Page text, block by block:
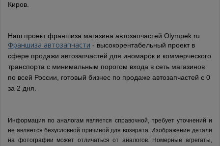
Киров.
Наш проект франшиза магазина автозапчастей Olympek.ru
Франшиза автозапчасти - высокорентабельный проект в
сфере продажи автозапчастей для иномарок и коммерческого
транспорта с минимальным порогом входа в сеть магазинов
по всей России, готовый бизнес по продаже автозапчастей с 0
за 2 дня.
Информация по аналогам является справочной, требует уточнений и
не является безусловной причиной для возврата. Изображение детали
на фотографии может отличаться от аналогов. Номерные агрегаты,